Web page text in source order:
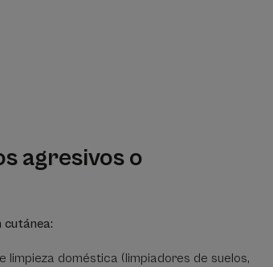
agresivos o
cutánea:
limpieza doméstica (limpiadores de suelos,